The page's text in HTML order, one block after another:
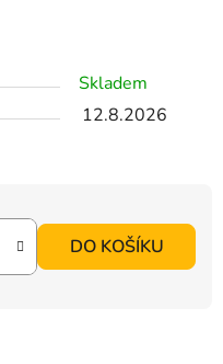
Skladem
12.8.2026
DO KOŠÍKU